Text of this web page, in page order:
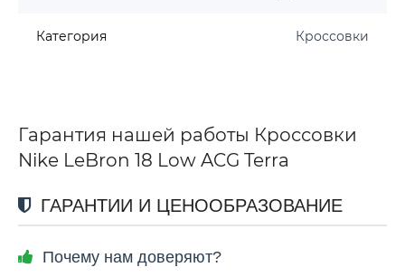
Категория Кроссовки
Гарантия нашей работы Кроссовки
Nike LeBron 18 Low ACG Terra
ГАРАНТИИ И ЦЕНООБРАЗОВАНИЕ
Почему нам доверяют?